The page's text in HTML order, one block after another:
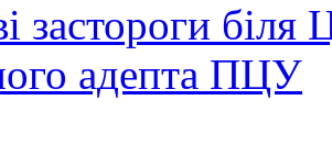
застороги
адепта ПЦУ